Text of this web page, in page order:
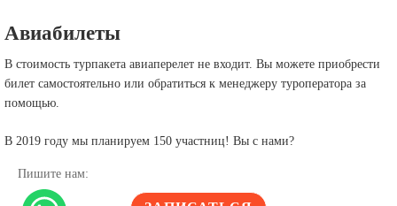
Пишите нам:
Авиабилеты
В стоимость турпакета авиаперелет не входит. Вы можете приобрести
билет самостоятельно или обратиться к менеджеру туроператора за
помощью.
В 2019 году мы планируем 150 участниц! Вы с нами?